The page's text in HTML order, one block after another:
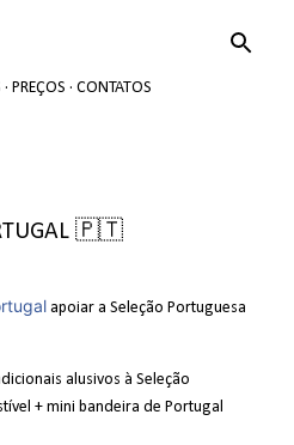
PREÇOS CONTATOS
🇵🇹
apoiar a Seleção Portuguesa
alusivos à Seleção
+ mini bandeira de Portugal